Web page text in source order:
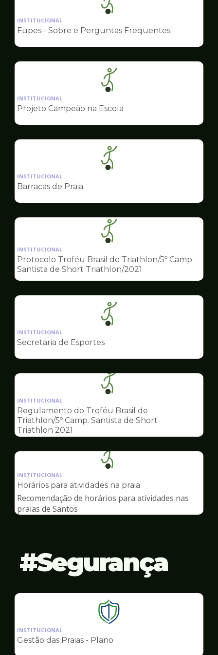
Ilustração
da
pagina
Esportes
INSTITUCIONAL
Fupes - Sobre e Perguntas Frequentes
Ilustração
da
pagina
Esportes
INSTITUCIONAL
Projeto Campeão na Escola
Ilustração
da
Esportes
INSTITUCIONAL
Barracas de Praia
Ilustração
da
pagina
de
Esportes
INSTITUCIONAL
Protocolo Troféu Brasil de Triathlon/5º Camp.
Santista de Short Triathlon/2021
Ilustração
da
Esportes
INSTITUCIONAL
Secretaria de Esportes
Ilustração
da
pagina
de
INSTITUCIONAL
Regulamento do Troféu Brasil de
Triathlon/5º Camp. Santista de Short
Triathlon 2021
Ilustração
da
pagina
Esportes
INSTITUCIONAL
Horários para atividades na praia
Recomendação de horários para atividades nas
praias de Santos
Segurança
Ilustração
da
pagina
INSTITUCIONAL
Gestão das Praias - Plano